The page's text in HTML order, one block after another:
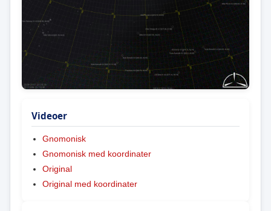
Videoer
Gnomonisk
Gnomonisk med koordinater
Original
Original med koordinater